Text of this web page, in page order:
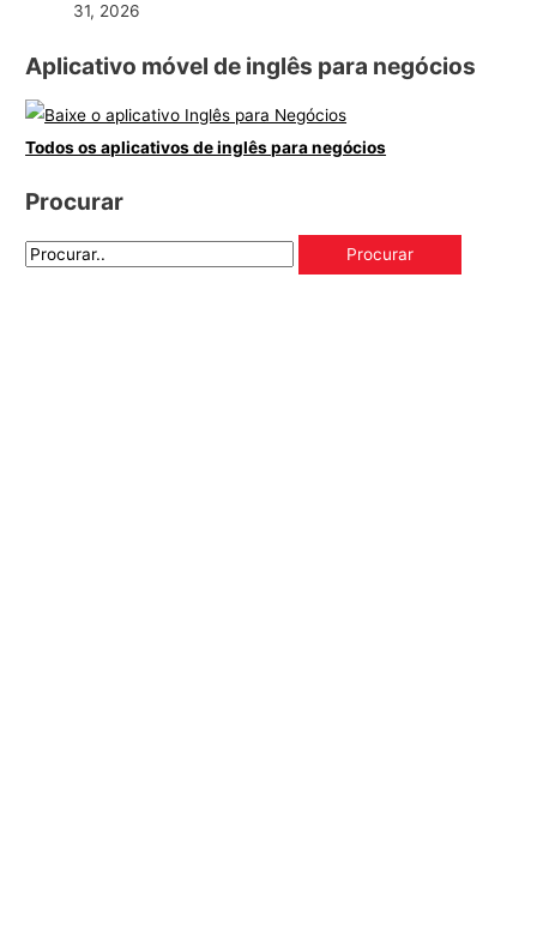
31, 2026
Aplicativo móvel de inglês para negócios
Todos os aplicativos de inglês para negócios
Procurar